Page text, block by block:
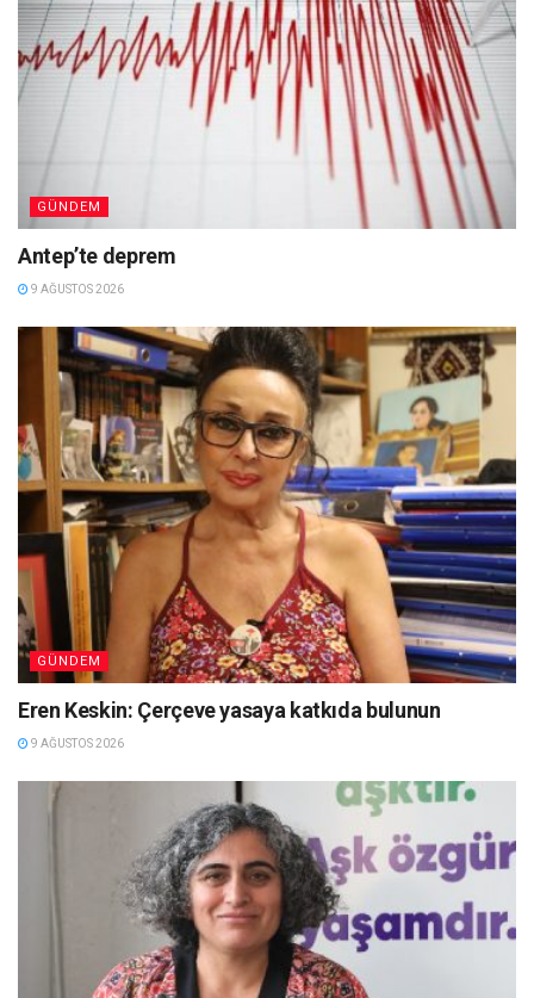
GÜNDEM
Antep’te deprem
9 AĞUSTOS 2026
GÜNDEM
Eren Keskin: Çerçeve yasaya katkıda bulunun
9 AĞUSTOS 2026